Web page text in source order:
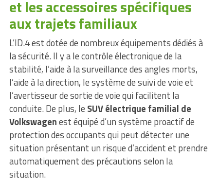
et les accessoires spécifiques
aux trajets familiaux
L’ID.4 est dotée de nombreux équipements dédiés à
la sécurité. Il y a le contrôle électronique de la
stabilité, l’aide à la surveillance des angles morts,
l’aide à la direction, le système de suivi de voie et
l’avertisseur de sortie de voie qui facilitent la
conduite. De plus, le SUV électrique familial de
Volkswagenest équipé d’un système proactif de
protection des occupants qui peut détecter une
situation présentant un risque d’accident et prendre
automatiquement des précautions selon la
situation.